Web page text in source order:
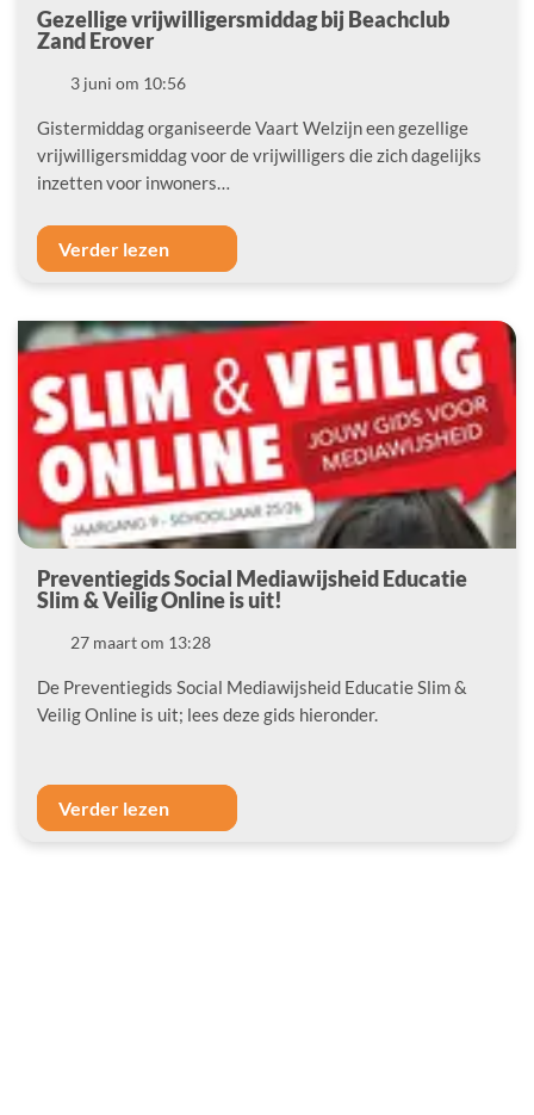
Gezellige vrijwilligersmiddag bij Beachclub
Zand Erover
Datum3 juni om 10:56
Gistermiddag organiseerde Vaart Welzijn een gezellige
vrijwilligersmiddag voor de vrijwilligers die zich dagelijks
inzetten voor inwoners…
Verder lezen
Preventiegids Social Mediawijsheid Educatie
Slim & Veilig Online is uit!
Datum27 maart om 13:28
De Preventiegids Social Mediawijsheid Educatie Slim &
Veilig Online is uit; lees deze gids hieronder.
Verder lezen